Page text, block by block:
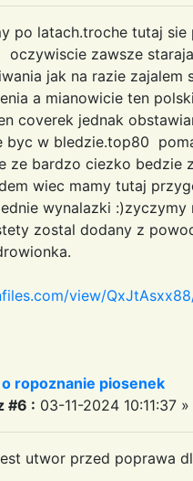
po latach.troche tutaj
zawsze
jak na razie
a mianowicie ten
coverek jednak
byc w bledzie.top80
ze bardzo ciezko bedzie
wiec mamy tutaj
wynalazki
zostal dodany z
view/
ropoznanie piosenek
#6 : 03-11-2024 10:11:37 »
utwor przed poprawa